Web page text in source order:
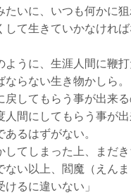
たいに、いつも何かに
して生きていかなけれ
ように、生涯人間に鞭
らない生き物かしら。
してもらう事が出来る
人間にしてもらう事が
るはずがない。
してしまった上、まだ
ない以上、閻魔（えん
るに違いない」